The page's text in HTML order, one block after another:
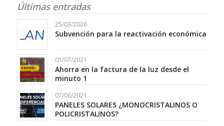
Últimas entradas
25/03/2026
Subvención para la reactivación económica
01/07/2021
Ahorra en la factura de la luz desde el
minuto 1
07/06/2021
PANELES SOLARES ¿MONOCRISTALINOS O
POLICRISTALINOS?